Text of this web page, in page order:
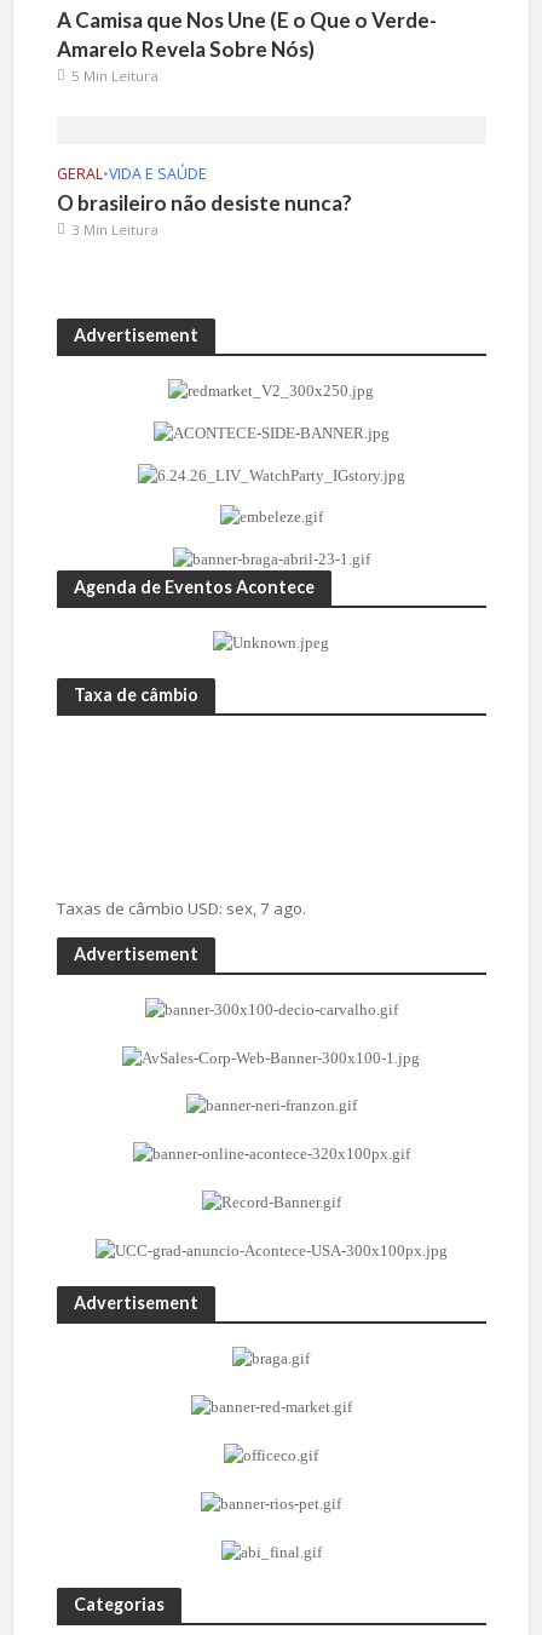
A Camisa que Nos Une (E o Que o Verde-
Amarelo Revela Sobre Nós)
5 Min Leitura
GERAL•VIDA E SAÚDE
O brasileiro não desiste nunca?
3 Min Leitura
Advertisement
Agenda de Eventos Acontece
Taxa de câmbio
Taxas de câmbio USD: sex, 7 ago.
Advertisement
Advertisement
Categorias